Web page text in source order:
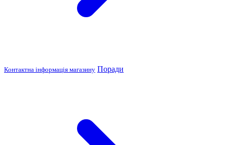
Контактна інформація магазину Поради